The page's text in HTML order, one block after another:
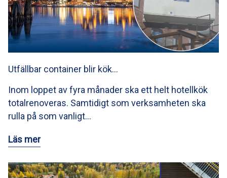
Utfällbar container blir kök…
Inom loppet av fyra månader ska ett helt hotellkök
totalrenoveras. Samtidigt som verksamheten ska
rulla på som vanligt…
Läs mer